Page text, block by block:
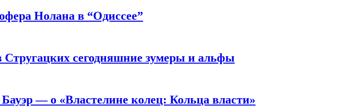
Нолана в “Одиссее”
сегодняшние зумеры и альфы
— о «Властелине колец: Кольца власти»